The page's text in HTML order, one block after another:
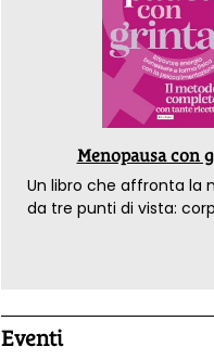
Menopausa con
Un libro che affronta la
da tre punti di vista:
Eventi